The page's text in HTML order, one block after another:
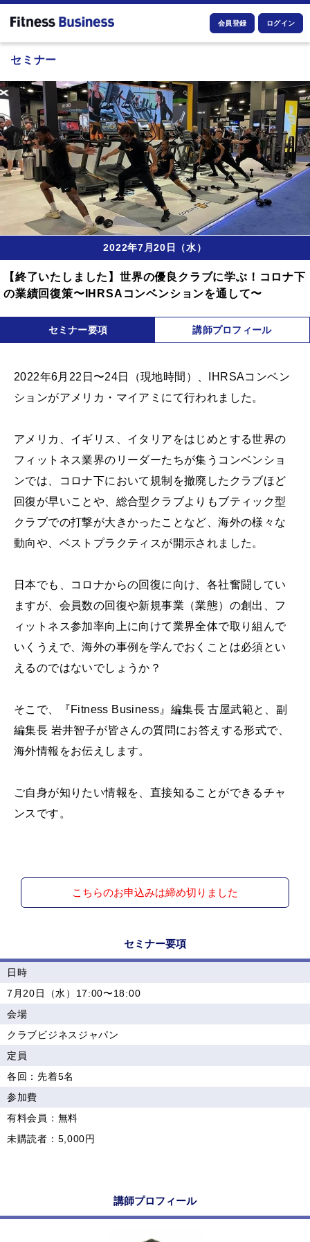
会員登録 ログイン
セミナー
2022年7月20日（水）
【終了いたしました】世界の優良クラブに学ぶ！コロナ下
の業績回復策〜IHRSAコンベンションを通して〜
セミナー要項 講師プロフィール
2022年6月22日〜24日（現地時間）、IHRSAコンベン
ションがアメリカ・マイアミにて行われました。
アメリカ、イギリス、イタリアをはじめとする世界の
フィットネス業界のリーダーたちが集うコンベンショ
ンでは、コロナ下において規制を撤廃したクラブほど
回復が早いことや、総合型クラブよりもブティック型
クラブでの打撃が大きかったことなど、海外の様々な
動向や、ベストプラクティスが開示されました。
日本でも、コロナからの回復に向け、各社奮闘してい
ますが、会員数の回復や新規事業（業態）の創出、フ
ィットネス参加率向上に向けて業界全体で取り組んで
いくうえで、海外の事例を学んでおくことは必須とい
えるのではないでしょうか？
そこで、『Fitness Business』編集長 古屋武範と、副
編集長 岩井智子が皆さんの質問にお答えする形式で、
海外情報をお伝えします。
ご自身が知りたい情報を、直接知ることができるチャ
ンスです。
こちらのお申込みは締め切りました
セミナー要項
日時
7月20日（水）17:00〜18:00
会場
クラブビジネスジャパン
定員
各回：先着5名
参加費
有料会員：無料
未購読者：5,000円
講師プロフィール